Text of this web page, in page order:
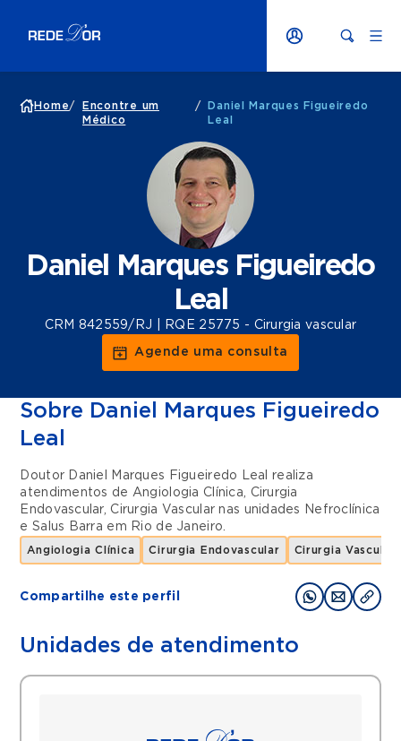
Home/
Encontre um
Médico
/
Daniel Marques Figueiredo
Leal
Daniel Marques Figueiredo
Leal
CRM 842559/RJ | RQE 25775 - Cirurgia vascular
Agende uma consulta
Sobre Daniel Marques Figueiredo
Leal
Doutor Daniel Marques Figueiredo Leal realiza
atendimentos de Angiologia Clínica, Cirurgia
Endovascular, Cirurgia Vascular nas unidades
Nefroclínica
e Salus Barra em Rio de Janeiro.
Angiologia Clínica Cirurgia Endovascular Cirurgia Vascular
Compartilhe este perfil
Unidades de atendimento